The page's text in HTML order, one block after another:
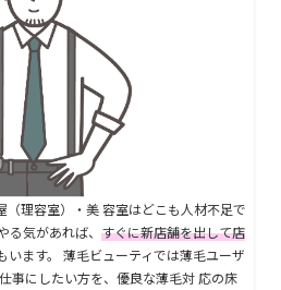
（理容室）・美 容室はどこも人材不足で
気があれば、 すぐに新店舗を出して店
います。 薄毛ビューティでは薄毛ユーザ
事にしたい方を、優良な薄毛対 応の床